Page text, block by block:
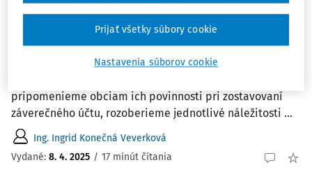
Zostavenie záverečného účtu obce za rok
Po spracovaní a odovzdaní účtovnej závierky zostavenej
k 31.12.2024 obciam nič nebráni pristúpiť k zostaveniu
pripomenieme obciam ich povinnosti pri zostavovaní
záverečného účtu, rozoberieme jednotlivé náležitosti ...
Ing. Ingrid Konečná Veverková
Vydané: 8. 4. 2025 / 17 minút čítania
Nastavenia súborov cookie
Prijať všetky súbory cookie